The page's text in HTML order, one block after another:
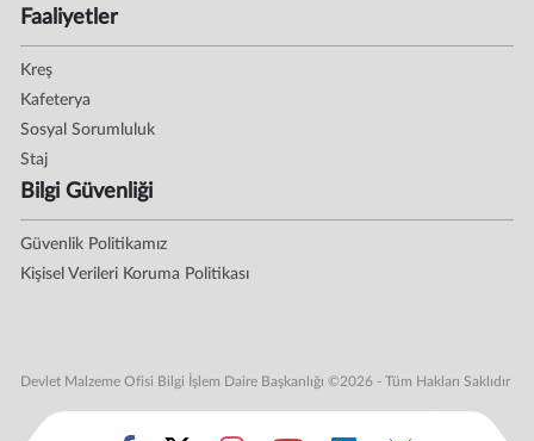
Faaliyetler
Kreş
Kafeterya
Sosyal Sorumluluk
Staj
Bilgi Güvenliği
Güvenlik Politikamız
Kişisel Verileri Koruma Politikası
Devlet Malzeme Ofisi Bilgi İşlem Daire Başkanlığı ©2026 - Tüm Hakları Saklıdır